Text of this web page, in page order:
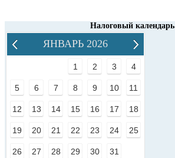
Налоговый календарь
ЯНВАРЬ 2026
1 2 3 4
5 6 7 8 9 10 11
12 13 14 15 16 17 18
19 20 21 22 23 24 25
26 27 28 29 30 31